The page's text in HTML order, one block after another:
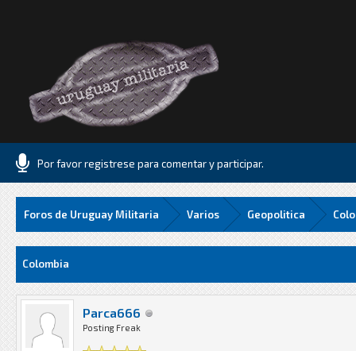
Por favor registrese para comentar y participar.
Foros de Uruguay Militaria Varios Geopolitica
MediaColombia
Parca666
Posting Freak